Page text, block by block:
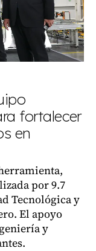
fortalecer
en
por 9.7
Tecnológica y
El apoyo
y